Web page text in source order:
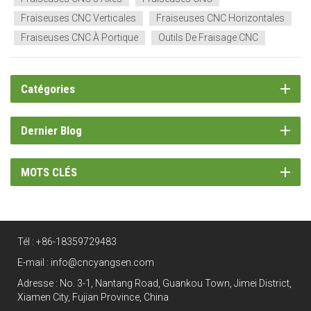
Fraiseuses CNC Verticales
Fraiseuses CNC Horizontales
Fraiseuses CNC À Portique
Outils De Fraisage CNC
Catégories
Dernier Blog
MOTS CLÉS
Tél : +86-18359729483
E-mail : info@cncyangsen.com
Adresse : No. 3-1, Nantang Road, Guankou Town, Jimei District,
Xiamen City, Fujian Province, China